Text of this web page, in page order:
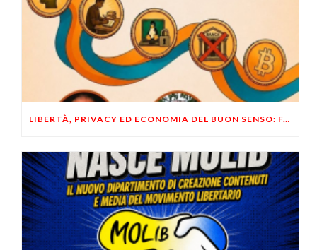
LIBERTÀ, PRIVACY ED ECONOMIA DEL BUON SENSO: FACCO E MUSUMECI A CASALECCHIO DI RENO (BO)